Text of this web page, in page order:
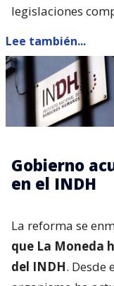
legislaciones
Lee también...
Gobierno
en el INDH
La reforma se
que La Moneda
del INDH. Desde